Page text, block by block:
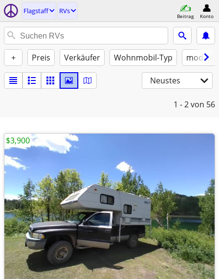
Flagstaff RVs
Beitrag Konto
+ Preis Verkäufer Wohnmobil-Typ
Neustes
1 - 2von 56
$3,900